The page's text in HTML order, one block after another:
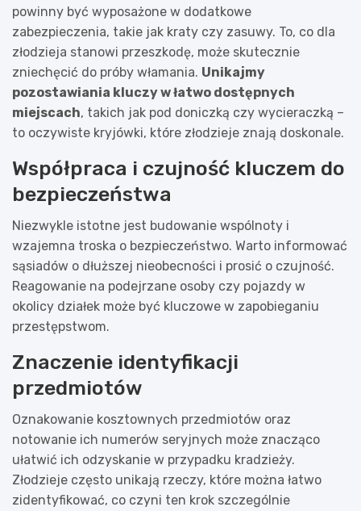
powinny być wyposażone w dodatkowe
zabezpieczenia, takie jak kraty czy zasuwy. To, co dla
złodzieja stanowi przeszkodę, może skutecznie
zniechęcić do próby włamania. Unikajmy
pozostawiania kluczy w łatwo dostępnych
miejscach, takich jak pod doniczką czy wycieraczką –
to oczywiste kryjówki, które złodzieje znają doskonale.
Współpraca i czujność kluczem do
bezpieczeństwa
Niezwykle istotne jest budowanie wspólnoty i
wzajemna troska o bezpieczeństwo. Warto informować
sąsiadów o dłuższej nieobecności i prosić o czujność.
Reagowanie na podejrzane osoby czy pojazdy w
okolicy działek może być kluczowe w zapobieganiu
przestępstwom.
Znaczenie identyfikacji
przedmiotów
Oznakowanie kosztownych przedmiotów oraz
notowanie ich numerów seryjnych może znacząco
ułatwić ich odzyskanie w przypadku kradzieży.
Złodzieje często unikają rzeczy, które można łatwo
zidentyfikować, co czyni ten krok szczególnie